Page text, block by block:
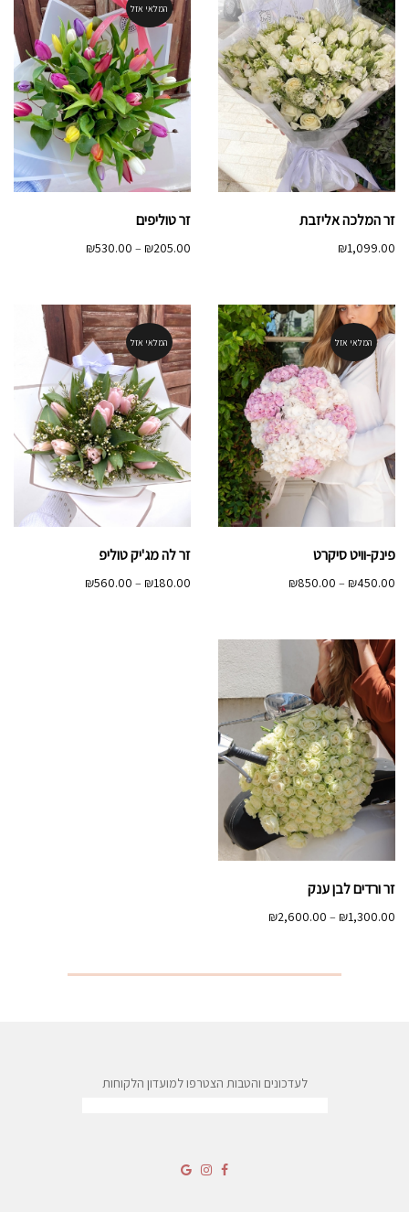
זר המלכה אליזבת
₪1,099.00
המלאי אזל
זר טוליפים
₪205.00
–
₪530.00
עד
המלאי אזל
פינק-וויט סיקרט
₪450.00
–
₪850.00
עד
המלאי אזל
זר לה מג'יק טוליפ
₪180.00
–
₪560.00
זר ורדים לבן ענק
₪1,300.00
–
₪2,600.00
עד
לעדכונים והטבות הצטרפו למועדון הלקוחות